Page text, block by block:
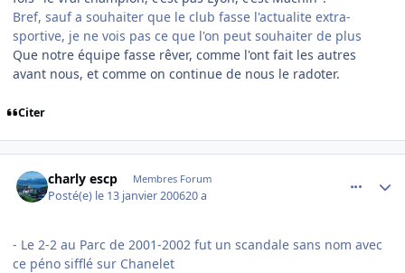
Bref, sauf a souhaiter que le club fasse l'actualite extra-
sportive, je ne vois pas ce que l'on peut souhaiter de plus
Que notre équipe fasse rêver, comme l'ont fait les autres
avant nous, et comme on continue de nous le radoter.
Citer
charly escp Membres Forum
Posté(e) le 13 janvier 200620 a
- Le 2-2 au Parc de 2001-2002 fut un scandale sans nom avec
ce péno sifflé sur Chanelet